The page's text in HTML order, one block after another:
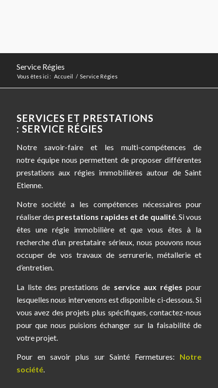
Service Régies
Vous êtes ici : Accueil / Service Régies
SERVICES ET PRESTATIONS
: SERVICE RÉGIES
Notre savoir-faire et les multi-compétences de
notre équipe nous permettent de proposer différentes
prestations aux régies immobilières autour de Saint
Etienne.
Notre société a les compétences nécessaires pour
réaliser des prestations rapides et de qualité. Si vous
êtes une régie immobilière et que vous êtes à la
recherche d’un prestataire sérieux, nous pouvons nous
occuper de vos travaux de serrurerie, métallerie et
d’entretien.
La liste des prestations de service aux régies pour
lesquelles nous intervenons est disponible ci-dessous. Si
vous avez des projets plus spécifiques, contactez-nous
pour que nous puisions échanger sur la faisabilité de
votre projet.
Pour en savoir plus sur Sainté Fermetures: Notre
société.